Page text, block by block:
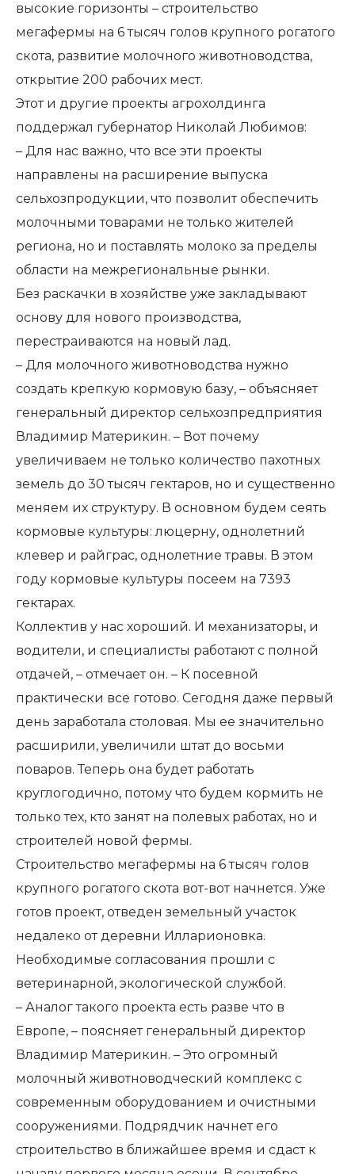
высокие горизонты – строительство
мегафермы на 6 тысяч голов крупного рогатого
скота, развитие молочного животноводства,
открытие 200 рабочих мест.
Этот и другие проекты агрохолдинга
поддержал губернатор Николай Любимов:
– Для нас важно, что все эти проекты
направлены на расширение выпуска
сельхозпродукции, что позволит обеспечить
молочными товарами не только жителей
региона, но и поставлять молоко за пределы
области на межрегиональные рынки.
Без раскачки в хозяйстве уже закладывают
основу для нового производства,
перестраиваются на новый лад.
– Для молочного животноводства нужно
создать крепкую кормовую базу, – объясняет
генеральный директор сельхозпредприятия
Владимир Материкин. – Вот почему
увеличиваем не только количество пахотных
земель до 30 тысяч гектаров, но и существенно
меняем их структуру. В основном будем сеять
кормовые культуры: люцерну, однолетний
клевер и райграс, однолетние травы. В этом
году кормовые культуры посеем на 7393
гектарах.
Коллектив у нас хороший. И механизаторы, и
водители, и специалисты работают с полной
отдачей, – отмечает он. – К посевной
практически все готово. Сегодня даже первый
день заработала столовая. Мы ее значительно
расширили, увеличили штат до восьми
поваров. Теперь она будет работать
круглогодично, потому что будем кормить не
только тех, кто занят на полевых работах, но и
строителей новой фермы.
Строительство мегафермы на 6 тысяч голов
крупного рогатого скота вот-вот начнется. Уже
готов проект, отведен земельный участок
недалеко от деревни Илларионовка.
Необходимые согласования прошли с
ветеринарной, экологической службой.
– Аналог такого проекта есть разве что в
Европе, – поясняет генеральный директор
Владимир Материкин. – Это огромный
молочный животноводческий комплекс с
современным оборудованием и очистными
сооружениями. Подрядчик начнет его
строительство в ближайшее время и сдаст к